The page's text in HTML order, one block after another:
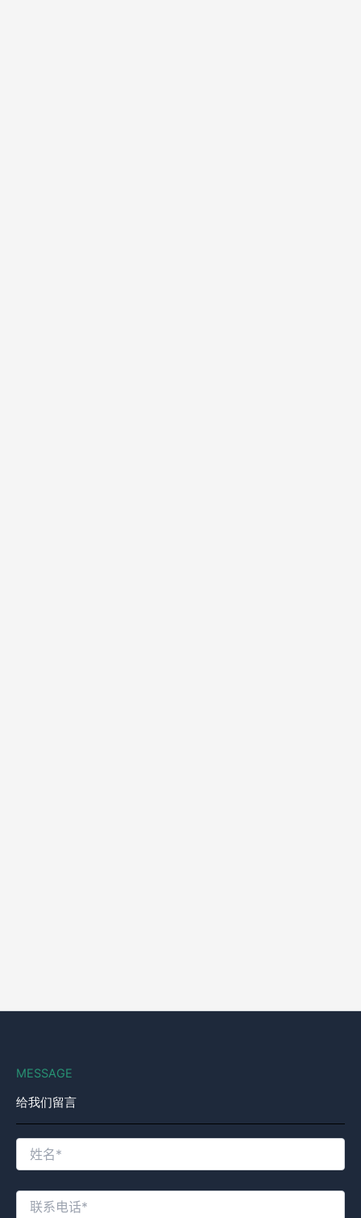
MESSAGE
给我们留言